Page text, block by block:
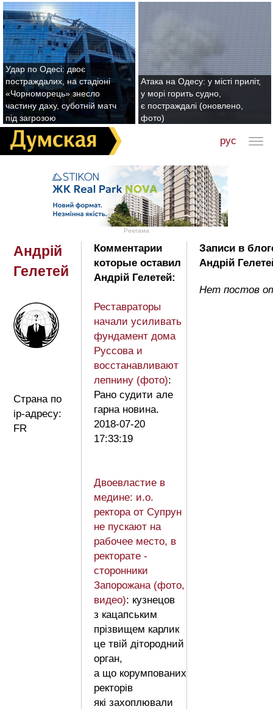
Удар по Одесі: двоє
постраждалих, на стадіоні
«Чорноморець» знесло
частину даху, суботній матч
під загрозою
Атака на Одесу: у місті приліт,
у морі горить судно,
є постраждалі (оновлено,
фото)
рус
Реклама
Андрій
Гелетей
Страна по
ip-адресу:
FR
Комментарии
которые оставил
Андрій Гелетей:
Реставраторы
начали усиливать
фундамент дома
Руссова и
восстанавливают
лепнину (фото):
Рано судити але
гарна новина.
2018-07-20
17:33:19
Двоевластие в
медине: и.о.
ректора от Супрун
не пускают на
рабочее место, в
ректорате -
сторонники
Запорожана (фото,
видео): кузнецов
з кацапським
прізвищем карлик
це твій дітородний
орган,
а що корумпованих
ректорів
які захоплювали
Записи в
Андрій
Нет постов